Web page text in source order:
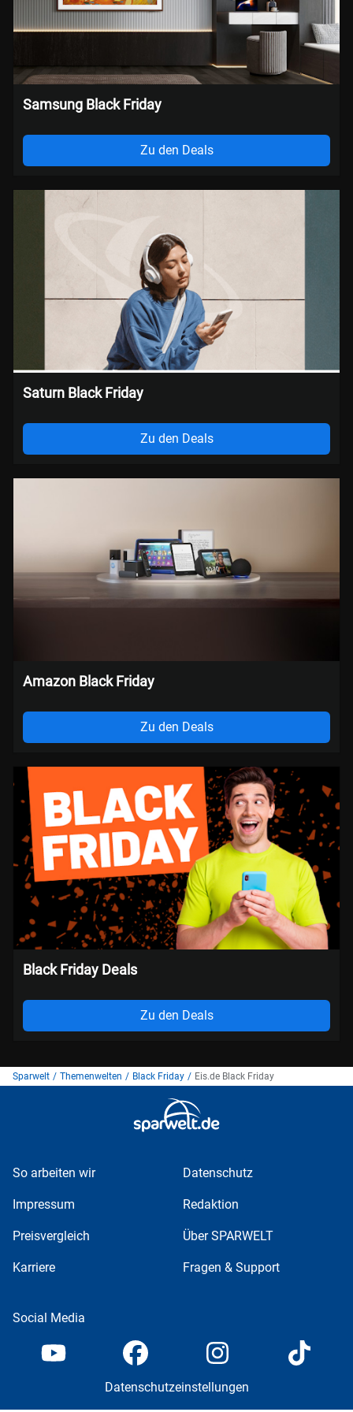
Samsung Black Friday
Zu den Deals
Saturn Black Friday
Zu den Deals
Amazon Black Friday
Zu den Deals
Black Friday Deals
Zu den Deals
Sparwelt / Themenwelten / Black Friday / Eis.de Black Friday
So arbeiten wir Datenschutz
Impressum Redaktion
Preisvergleich Über SPARWELT
Karriere Fragen & Support
Social Media
Datenschutzeinstellungen